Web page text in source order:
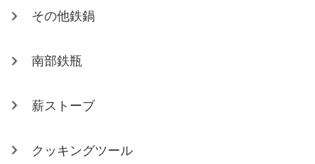
その他鉄鍋
南部鉄瓶
薪ストーブ
クッキングツール